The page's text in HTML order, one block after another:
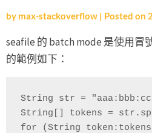
by max-stackoverflow | Posted on
seafile 的 batch mode 是使用冒
的範例如下：
String str =
String[] tokens =
for (String